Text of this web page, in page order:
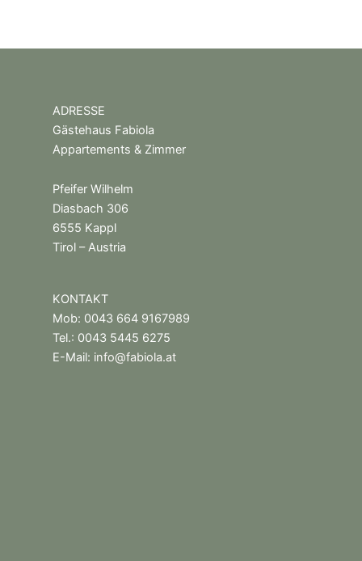
ADRESSE
Gästehaus Fabiola
Appartements & Zimmer
Pfeifer Wilhelm
Diasbach 306
6555 Kappl
Tirol – Austria
KONTAKT
Mob: 0043 664 9167989
Tel.: 0043 5445 6275
E-Mail: info@fabiola.at